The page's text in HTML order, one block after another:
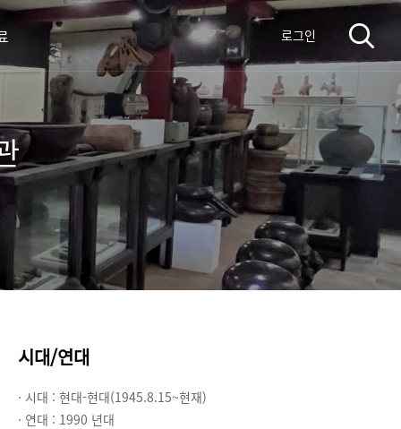
로그인
시대/연대
· 시대 : 현대-현대(1945.8.15~현재)
· 연대 : 1990 년대